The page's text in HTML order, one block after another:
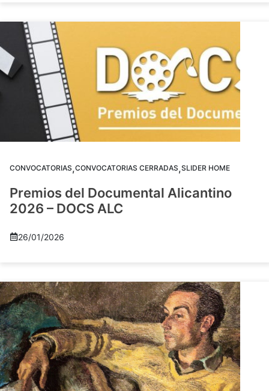
CONVOCATORIAS,CONVOCATORIAS CERRADAS,SLIDER HOME
Premios del Documental Alicantino
2026 – DOCS ALC
26/01/2026